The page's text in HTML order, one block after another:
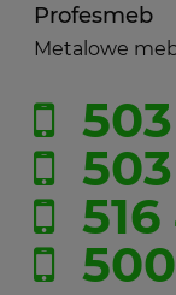
Profesmeb
Metalowe